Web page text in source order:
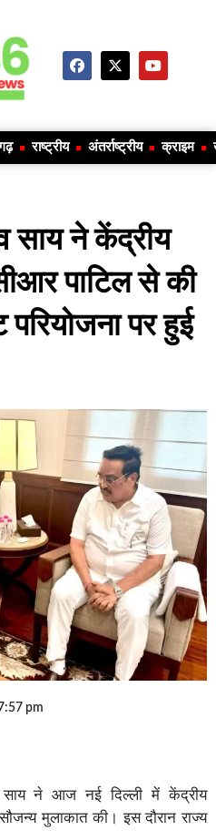
राष्ट्रीय अंतर्राष्ट्रीय क्राइम
साय ने केंद्रीय
पाटिल से की
पर हुई
pm
साय ने आज नई दिल्ली में केंद्रीय
मुलाकात की। इस दौरान राज्य